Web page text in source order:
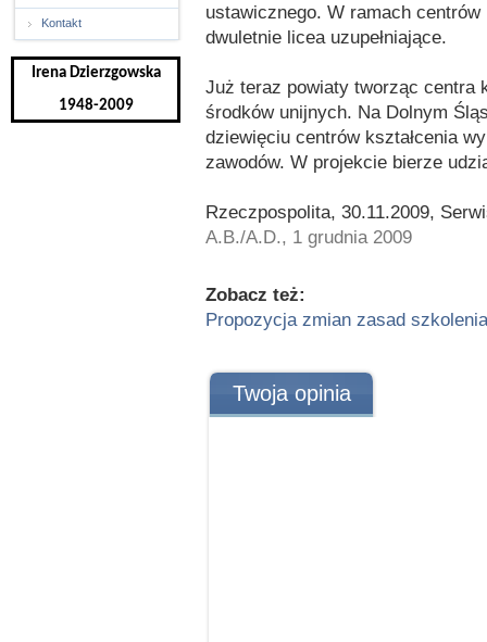
Kontakt
Irena Dzierzgowska
1948-2009
ustawicznego. W ramach centrów
dwuletnie licea uzupełniające.
Już teraz powiaty tworząc centra
środków unijnych. Na Dolnym
dziewięciu centrów kształcenia
zawodów. W projekcie bierze
Rzeczpospolita, 30.11.2009,
A.B./A.D., 1 grudnia 2009
Zobacz też:
Propozycja zmian zasad
Twoja opinia